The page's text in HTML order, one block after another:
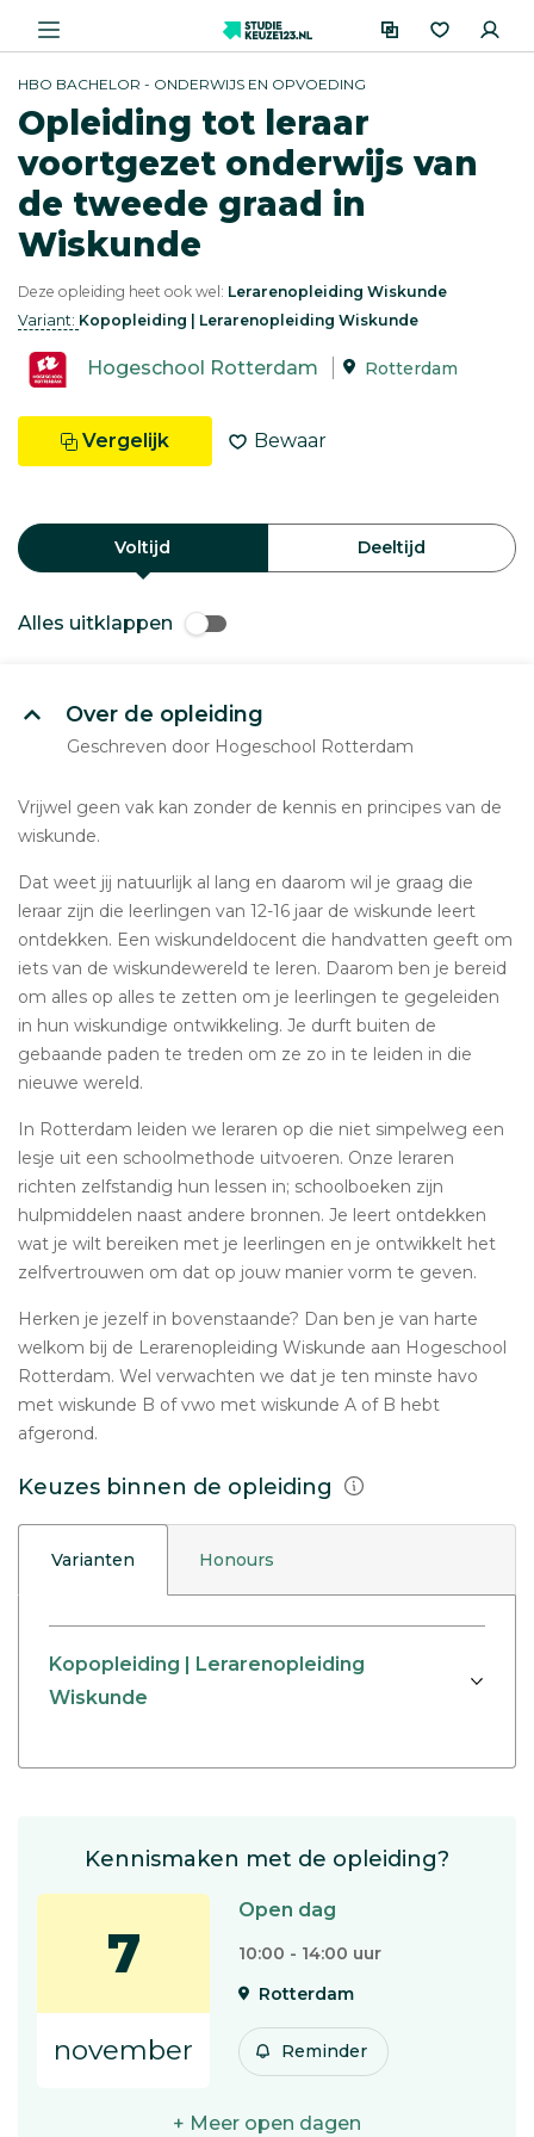
HBO BACHELOR - ONDERWIJS EN OPVOEDING
Opleiding tot leraar
voortgezet onderwijs van
de tweede graad in
Wiskunde
Deze opleiding heet ook wel: Lerarenopleiding Wiskunde
Variant: Kopopleiding | Lerarenopleiding Wiskunde
Hogeschool Rotterdam Rotterdam
Vergelijk Bewaar
Voltijd Deeltijd
Alles uitklappen
Over de opleiding
Geschreven door Hogeschool Rotterdam
Vrijwel geen vak kan zonder de kennis en principes van de
wiskunde.
Dat weet jij natuurlijk al lang en daarom wil je graag die
leraar zijn die leerlingen van 12-16 jaar de wiskunde leert
ontdekken. Een wiskundeldocent die handvatten geeft om
iets van de wiskundewereld te leren. Daarom ben je bereid
om alles op alles te zetten om je leerlingen te gegeleiden
in hun wiskundige ontwikkeling. Je durft buiten de
gebaande paden te treden om ze zo in te leiden in die
nieuwe wereld.
In Rotterdam leiden we leraren op die niet simpelweg een
lesje uit een schoolmethode uitvoeren. Onze leraren
richten zelfstandig hun lessen in; schoolboeken zijn
hulpmiddelen naast andere bronnen. Je leert ontdekken
wat je wilt bereiken met je leerlingen en je ontwikkelt het
zelfvertrouwen om dat op jouw manier vorm te geven.
Herken je jezelf in bovenstaande? Dan ben je van harte
welkom bij de Lerarenopleiding Wiskunde aan Hogeschool
Rotterdam. Wel verwachten we dat je ten minste havo
met wiskunde B of vwo met wiskunde A of B hebt
afgerond.
Keuzes binnen de opleiding
Varianten Honours
Kopopleiding | Lerarenopleiding
Wiskunde
Kennismaken met de opleiding?
7
november
Open dag
10:00 - 14:00 uur
Rotterdam
Reminder
+ Meer open dagen